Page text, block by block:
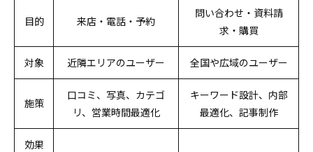
目的 来店・電話・予約
問い合わせ・資料請
求・購買
対象 近隣エリアのユーザー 全国や広域のユーザー
施策
口コミ、写真、カテゴ
リ、営業時間最適化
キーワード設計、内部
最適化、記事制作
効果